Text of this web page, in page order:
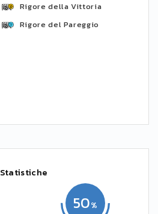
Rigore della Vittoria
Rigore del Pareggio
Statistiche
50